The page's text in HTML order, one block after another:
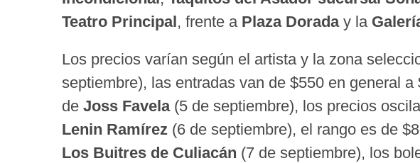
Teatro Principal, frente a Plaza Doraday la
Los precios varían según el artista y la zona
septiembre), las entradas van de $550 en general
de Joss Favela(5 de septiembre), los precios
Lenin Ramírez (6 de septiembre), el rango es de
Los Buitres de Culiacán (7 de septiembre), los